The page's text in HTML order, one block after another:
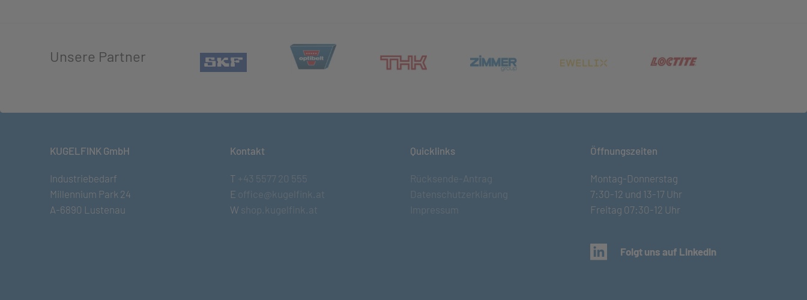
Unsere Partner (öffnet in neuem Tab)
(öffnet in neuem Tab)(öffnet in neuem Tab)(öffnet in neuem Tab)(öffnet in neuem Tab)
KUGELFINK GmbH
Industriebedarf
Millennium Park 24
A-6890 Lustenau
Kontakt
T +43 5577 20 555
E office@kugelfink.at
W shop.kugelfink.at
Quicklinks
Rücksende-Antrag
Datenschutzerklärung
Impressum
Öffnungszeiten
Montag-Donnerstag
7:30-12 und 13-17 Uhr
Freitag 07:30-12 Uhr
(öffnet in neuem Tab)
Folgt uns auf LinkedIn